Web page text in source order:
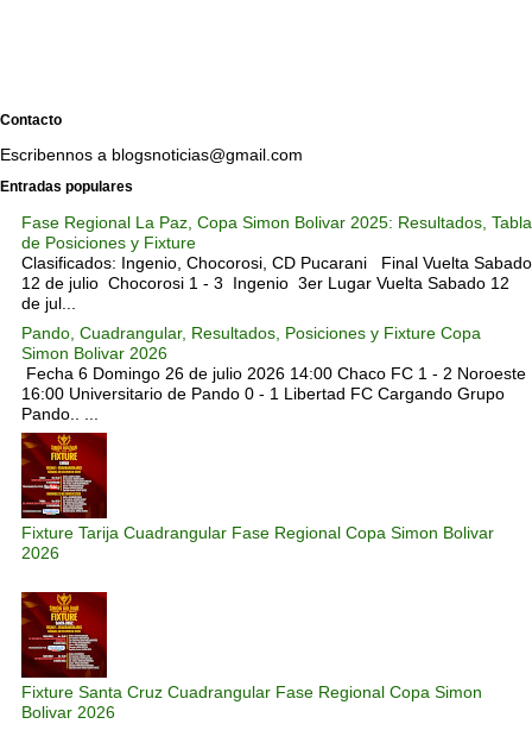
Contacto
Escribennos a blogsnoticias@gmail.com
Entradas populares
Fase Regional La Paz, Copa Simon Bolivar 2025: Resultados, Tabla
de Posiciones y Fixture
Clasificados: Ingenio, Chocorosi, CD Pucarani Final Vuelta Sabado
12 de julio Chocorosi 1 - 3 Ingenio 3er Lugar Vuelta Sabado 12
de jul...
Pando, Cuadrangular, Resultados, Posiciones y Fixture Copa
Simon Bolivar 2026
Fecha 6 Domingo 26 de julio 2026 14:00 Chaco FC 1 - 2 Noroeste
16:00 Universitario de Pando 0 - 1 Libertad FC Cargando Grupo
Pando.. ...
Fixture Tarija Cuadrangular Fase Regional Copa Simon Bolivar
2026
Fixture Santa Cruz Cuadrangular Fase Regional Copa Simon
Bolivar 2026